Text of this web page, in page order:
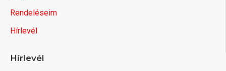
Rendeléseim
Hírlevél
Hírlevél